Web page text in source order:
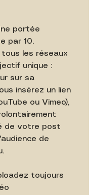
portée
par 10.
tous les réseaux
unique :
sur sa
insérez un lien
ou Vimeo),
de votre post
de
toujours